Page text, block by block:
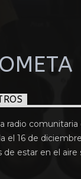
radio
el 16 de
de estar en el aire